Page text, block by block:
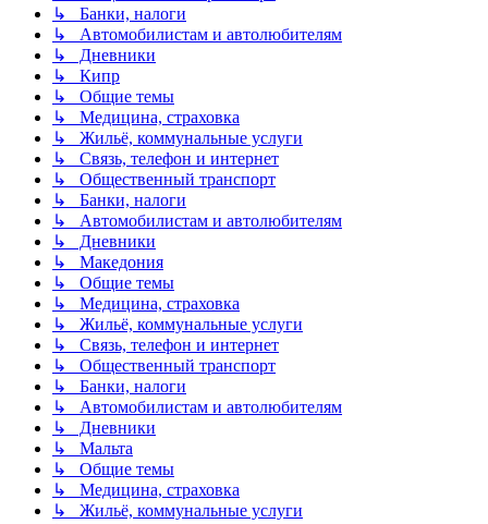
↳ Банки, налоги
↳ Автомобилистам и автолюбителям
↳ Дневники
↳ Кипр
↳ Общие темы
↳ Медицина, страховка
↳ Жильё, коммунальные услуги
↳ Связь, телефон и интернет
↳ Общественный транспорт
↳ Банки, налоги
↳ Автомобилистам и автолюбителям
↳ Дневники
↳ Македония
↳ Общие темы
↳ Медицина, страховка
↳ Жильё, коммунальные услуги
↳ Связь, телефон и интернет
↳ Общественный транспорт
↳ Банки, налоги
↳ Автомобилистам и автолюбителям
↳ Дневники
↳ Мальта
↳ Общие темы
↳ Медицина, страховка
↳ Жильё, коммунальные услуги